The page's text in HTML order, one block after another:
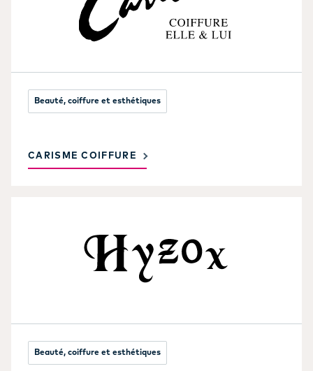
Beauté, coiffure et esthétiques
CARISME COIFFURE
Beauté, coiffure et esthétiques